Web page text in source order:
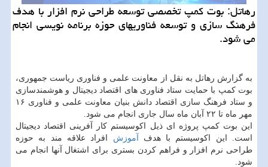
رهاتل: بوت كمپ تخصصی توسعه طراحی نرم افزار با هدف
فرهنگ سازی و توسعه فناوریهای حوزه برنامه نویسی انجام
می شود.
به گزارش رهاتل به نقل از معاونت علمی و فناوری ریاست جمهوری،
بوت كمپ با حمایت ستاد فناوری های اقتصاد دیجیتال و هوشمندسازی
و ستاد فرهنگ سازی اقتصاد دانش بنیان معاونت علمی و فناوری ۱۶
مهر ماه تا ۲۲ آبان ماه سال جاری انجام می شود.
این بوت كمپ پروژه ای ذیل اكوسیستم كار آفرینی اقتصاد دیجیتال
است. این اكوسیستم با هدف آموزش افراد علاقه مند به حوزه
طراحی نرم افزار و فراهم كردن بستری برای اشتغال آنها انجام می
شود.